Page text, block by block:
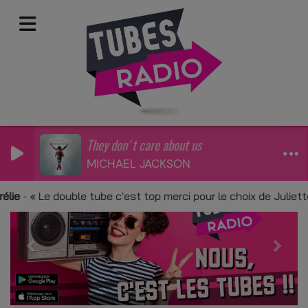
They don't care about us
MICHAEL JACKSON
Le double tube c'est top merci pour le choix de Juliette
Previous Next